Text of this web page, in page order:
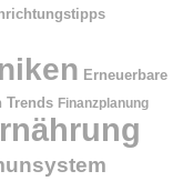
Erneuerbare
Trends Finanzplanung